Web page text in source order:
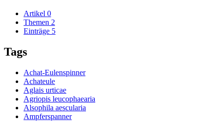
Artikel 0
Themen 2
Einträge 5
Tags
Achat-Eulenspinner
Achateule
Aglais urticae
Agriopis leucophaearia
Alsophila aescularia
Ampferspanner